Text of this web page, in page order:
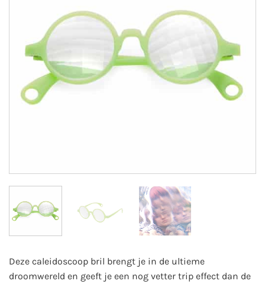
Deze caleidoscoop bril brengt je in de ultieme
droomwereld en geeft je een nog vetter trip effect dan de